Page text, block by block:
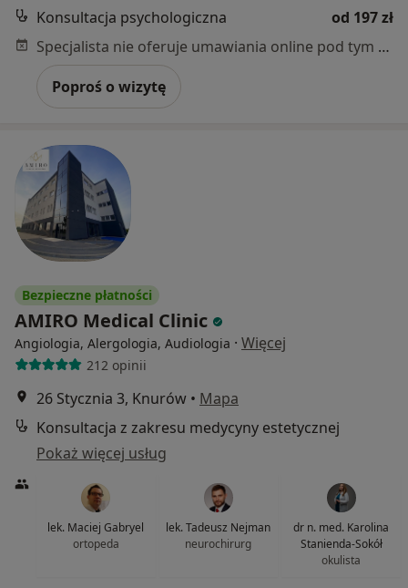
Konsultacja psychologiczna
od 197 zł
Specjalista nie oferuje umawiania online pod tym adresem.
Poproś o wizytę
Bezpieczne płatności
AMIRO Medical Clinic
Angiologia, Alergologia, Audiologia · Więcej
212 opinii
26 Stycznia 3, Knurów • Mapa
Konsultacja z zakresu medycyny estetycznej
Pokaż więcej usług
lek. Maciej Gabryel
ortopeda
lek. Tadeusz Nejman
neurochirurg
dr n. med. Karolina
Stanienda-Sokół
okulista